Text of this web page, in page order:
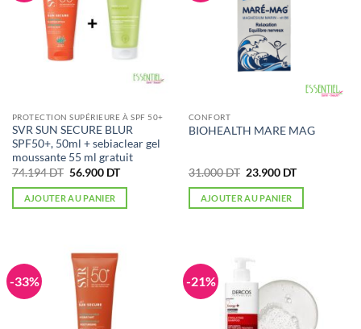
PROTECTION SUPÉRIEURE À SPF 50+
SVR SUN SECURE BLUR
SPF50+, 50ml + sebiaclear gel
moussante 55 ml gratuit
74.194DT Le
initial
était :
56.900 DTLe
actuel
AJOUTER AU PANIER
CONFORT
BIOHEALTH MARE MAG
31.000DT Le
initial
était :
23.900 DTLe
actuel
AJOUTER AU PANIER
-33% -21%